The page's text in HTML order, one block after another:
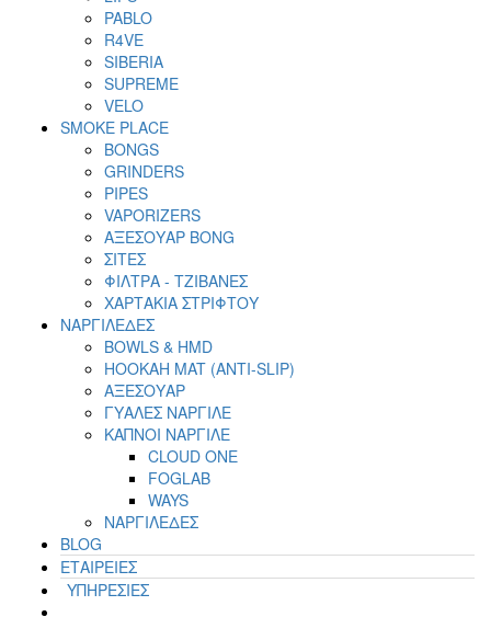
PABLO
R4VE
SIBERIA
SUPREME
VELO
SMOKE PLACE
BONGS
GRINDERS
PIPES
VAPORIZERS
ΑΞΕΣΟΥΑΡ BONG
ΣΙΤΕΣ
ΦΙΛΤΡΑ - ΤΖΙΒΑΝΕΣ
ΧΑΡΤΑΚΙΑ ΣΤΡΙΦΤΟΥ
ΝΑΡΓΙΛΕΔΕΣ
BOWLS & HMD
HOOKAH MAT (ANTI-SLIP)
ΑΞΕΣΟΥΑΡ
ΓΥΑΛΕΣ ΝΑΡΓΙΛΕ
ΚΑΠΝΟΙ ΝΑΡΓΙΛΕ
CLOUD ONE
FOGLAB
WAYS
ΝΑΡΓΙΛΕΔΕΣ
BLOG
ΕΤΑΙΡΕΙΕΣ
ΥΠΗΡΕΣΙΕΣ